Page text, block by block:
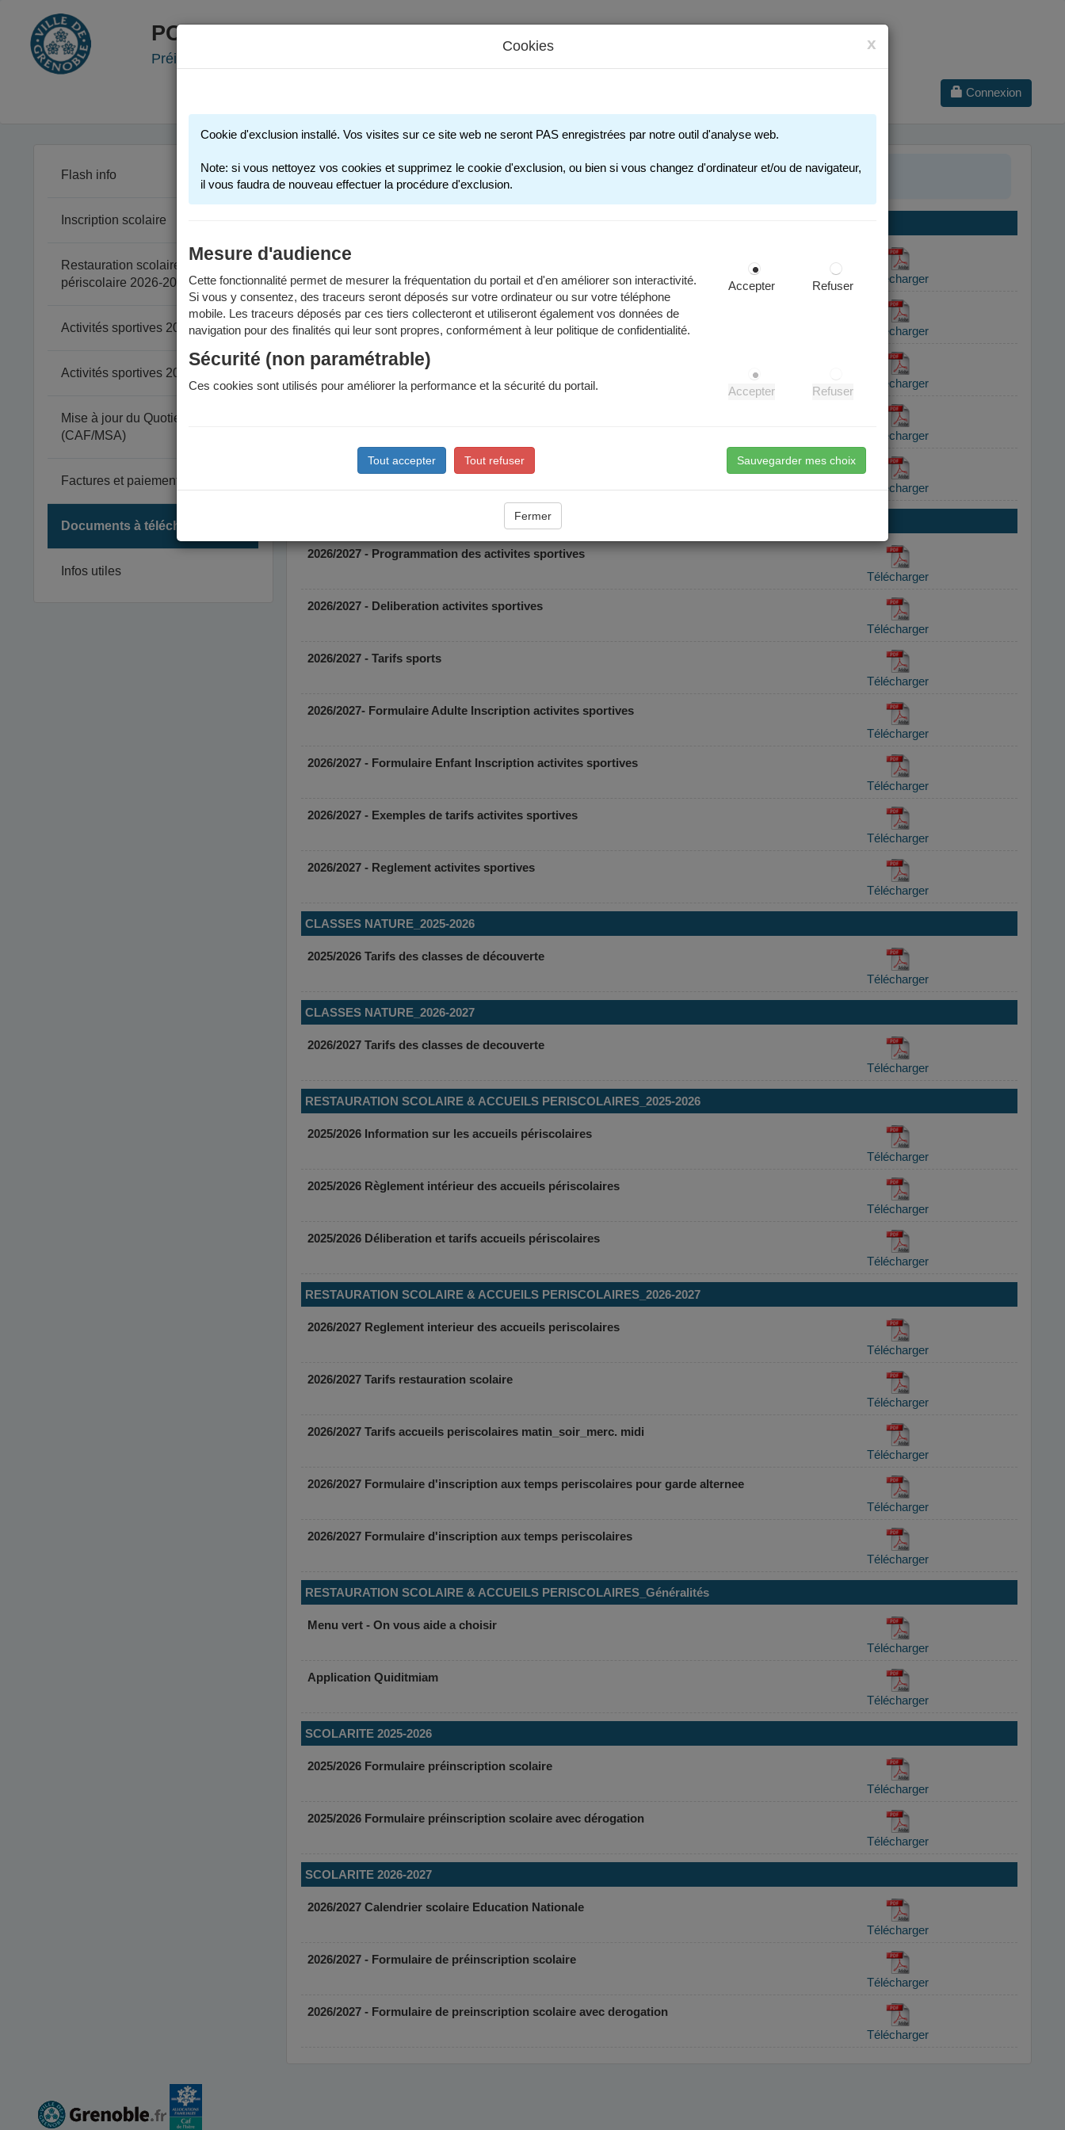
PORTAIL FAMILLE
Préinscription scolaire - Accueils périscolaires - Restauration scolaire - Sports
Connexion
Flash info
Inscription scolaire
Restauration scolaire et
périscolaire 2026-2027
Activités sportives 2025-2026
Activités sportives 2026-2027
Mise à jour du Quotient Familial
(CAF/MSA)
Factures et paiement
Documents à télécharger
Infos utiles
x
Cookies
Cookie d'exclusion installé. Vos visites sur ce site web ne seront PAS enregistrées par notre outil d'analyse web.
Note: si vous nettoyez vos cookies et supprimez le cookie d'exclusion, ou bien si vous changez d'ordinateur et/ou de navigateur,
il vous faudra de nouveau effectuer la procédure d'exclusion.
Mesure d'audience
Cette fonctionnalité permet de mesurer la fréquentation du portail et d'en améliorer son interactivité.
Si vous y consentez, des traceurs seront déposés sur votre ordinateur ou sur votre téléphone
mobile. Les traceurs déposés par ces tiers collecteront et utiliseront également vos données de
navigation pour des finalités qui leur sont propres, conformément à leur politique de confidentialité.
Accepter Refuser
Sécurité (non paramétrable)
Ces cookies sont utilisés pour améliorer la performance et la sécurité du portail. Accepter Refuser
Tout accepter Tout refuser Sauvegarder mes choix
Fermer